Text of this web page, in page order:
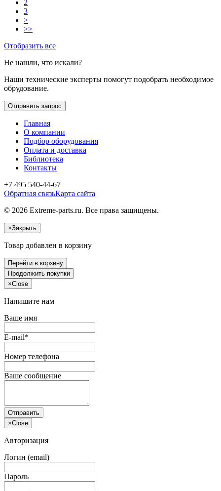
2
3
>
>>
Отобразить все
Не нашли, что искали?
Наши технические эксперты помогут подобрать необходимое
обрудование.
Отправить запрос
Главная
О компании
Подбор оборудования
Оплата и доставка
Библиотека
Контакты
+7 495 540-44-67
Обратная связьКарта сайта
© 2026 Extreme-parts.ru. Все права защищены.
×Закрыть
Товар добавлен в корзину
Перейти в корзину
Продолжить покупки
×Close
Напишите нам
Ваше имя
E-mail*
Номер телефона
Ваше сообщение
Отправить
×Close
Авторизация
Логин (email)
Пароль